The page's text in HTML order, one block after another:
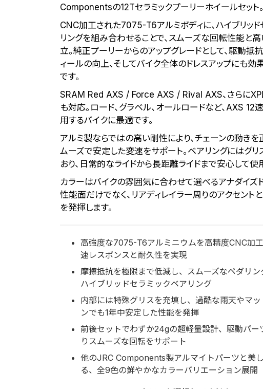
Componentsの12Tセラミックプーリーホイールセット。
CNC加工された7075-T6アルミボディに、ハイブリッド
リングを組み合わせることで、スムーズな回転性能と
立。純正プーリーからのアップグレードとして、駆動抵
ィールの向上、そしてバイク全体のドレスアップにも効
です。
SRAM Red AXS / Force AXS / Rival AXS、さらに
も対応。ロード、グラベル、オールロードなど、AXS 12
用するバイクに最適です。
アルミ製ならではの高い剛性により、チェーンの動きを
ムーズで安定した変速をサポート。ベアリングにはグ
おり、日常的なライドから長距離ライドまで安心して使
カラーはバイクの雰囲気に合わせて選べるアナダイズ
性能面だけでなく、リアディレイラー周りのアクセント
を発揮します。
高強度な7075-T6アルミニウムを高精度CNC加
速レスポンスと耐久性を実現
摩擦抵抗を極限まで低減し、スムーズなペダリン
ハイブリッドセラミックベアリング
内部には特殊グリスを充填し、過酷な雨天やマッ
ンでも1年中安定した性能を発揮
前後セットでわずか24gの超軽量設計、駆動パー
りスムーズな回転をサポート
他のJRC Components製アルマイトパーツと美
る、全9色の鮮やかなカラーバリエーション展開